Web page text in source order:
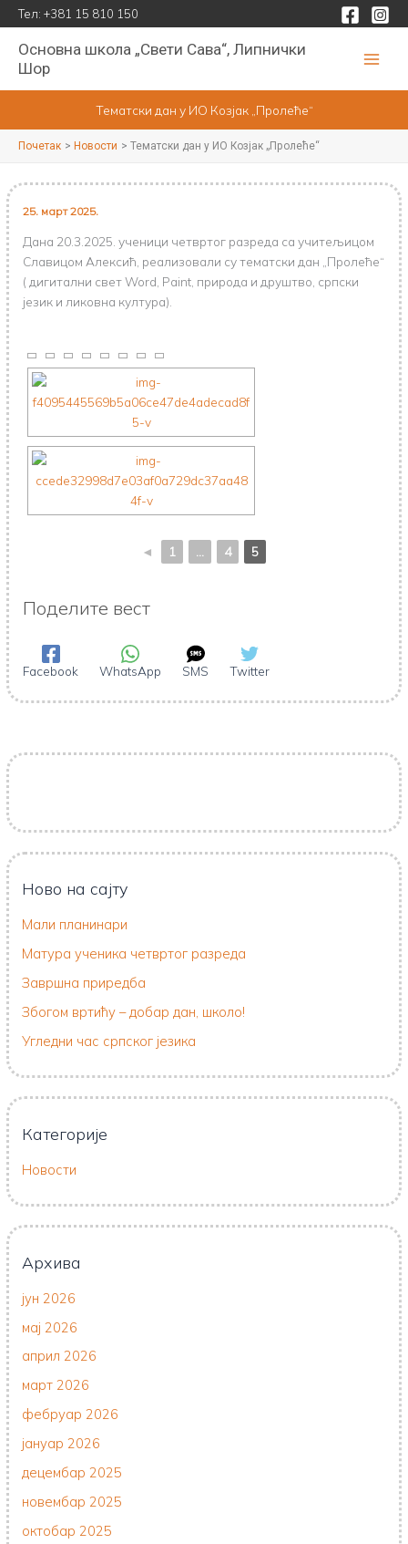
Пређи
на
садржај
Тел: +381 15 810 150
Основна школа „Свети Сава“, Липнички
Шор
Тематски дан у ИО Козјак „Пролеће“
Почетак Новости Тематски дан у ИО Козјак „Пролеће“
25. март 2025.
Дана 20.3.2025. ученици четвртог разреда са учитељицом
Славицом Алексић, реализовали су тематски дан „Пролеће“
( дигитални свет Word, Paint, природа и друштво, српски
језик и ликовна култура).
◄ 1 ... 4 5
Поделите вест
Facebook WhatsApp SMS Twitter
Ново на сајту
Мали планинари
Матура ученика четвртог разреда
Завршна приредба
Збогом вртићу – добар дан, школо!
Угледни час српског језика
Категорије
Новости
Архива
јун 2026
мај 2026
април 2026
март 2026
фебруар 2026
јануар 2026
децембар 2025
новембар 2025
октобар 2025